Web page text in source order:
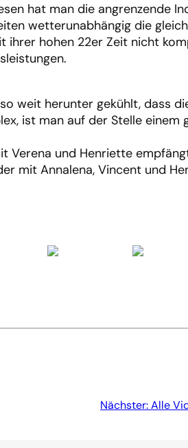
hat man die angrenzende
wetterunabhängig die
ihrer hohen 22er Zeit nicht
weit herunter gekühlt, dass
ist man auf der Stelle einem
Verena und Henriette
mit Annalena, Vincent und
Nächster:Alle